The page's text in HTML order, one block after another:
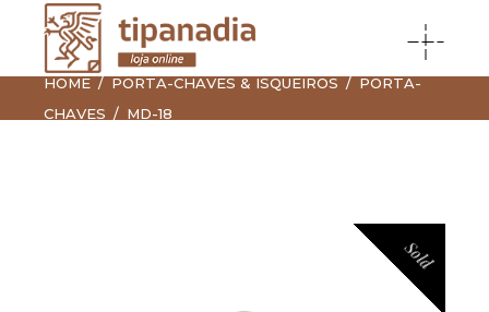
HOME PORTA-CHAVES & ISQUEIROS
PORTA-
CHAVES
MD-18
Sold